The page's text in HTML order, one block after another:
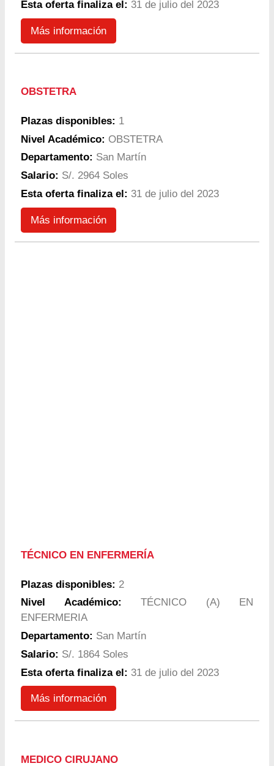
Esta oferta finaliza el: 31 de julio del 2023
Más información
OBSTETRA
Plazas disponibles: 1
Nivel Académico: OBSTETRA
Departamento: San Martín
Salario: S/. 2964 Soles
Esta oferta finaliza el: 31 de julio del 2023
Más información
TÉCNICO EN ENFERMERÍA
Plazas disponibles: 2
Nivel Académico: TÉCNICO (A) EN
ENFERMERIA
Departamento: San Martín
Salario: S/. 1864 Soles
Esta oferta finaliza el: 31 de julio del 2023
Más información
MEDICO CIRUJANO